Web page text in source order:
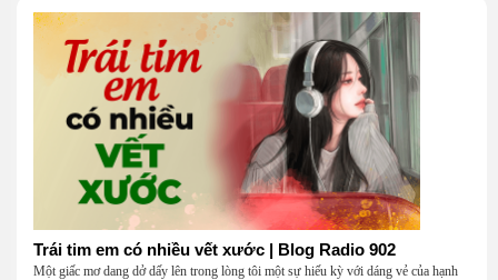
Trái tim em có nhiều vết xước | Blog Radio 902
Một giấc mơ dang dở dấy lên trong lòng tôi một sự hiếu kỳ với dáng vẻ của hạnh